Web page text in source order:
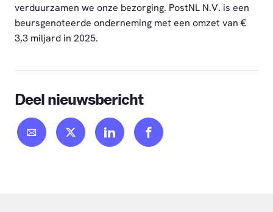
verduurzamen we onze bezorging. PostNL N.V. is een
beursgenoteerde onderneming met een omzet van €
3,3 miljard in 2025.
Deel nieuwsbericht